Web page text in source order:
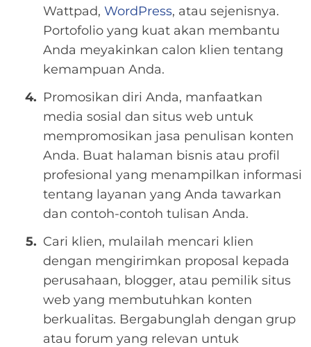
Wattpad, WordPress, atau sejenisnya.
Portofolio yang kuat akan membantu
Anda meyakinkan calon klien tentang
kemampuan Anda.
Promosikan diri Anda, manfaatkan
media sosial dan situs web untuk
mempromosikan jasa penulisan konten
Anda. Buat halaman bisnis atau profil
profesional yang menampilkan informasi
tentang layanan yang Anda tawarkan
dan contoh-contoh tulisan Anda.
Cari klien, mulailah mencari klien
dengan mengirimkan proposal kepada
perusahaan, blogger, atau pemilik situs
web yang membutuhkan konten
berkualitas. Bergabunglah dengan grup
atau forum yang relevan untuk